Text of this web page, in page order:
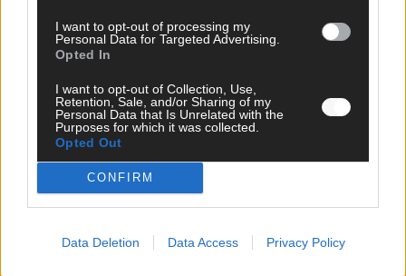
I want to opt-out of processing my
Personal Data for Targeted Advertising.
Opted In
I want to opt-out of Collection, Use,
Retention, Sale, and/or Sharing of my
Personal Data that Is Unrelated with the
Purposes for which it was collected.
Opted Out
CONFIRM
Data Deletion Data Access Privacy Policy
SCHNELL ZUM RESSORT
Nachrichten
Wirtschaft
Ratgeber
Wissen
Streams & Storys
Eurovision
FLASH – DAS VIDEOPORTAL